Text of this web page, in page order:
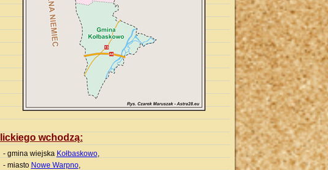
wchodzą:
- gmina wiejska Kołbaskowo,
- miasto Nowe Warpno,